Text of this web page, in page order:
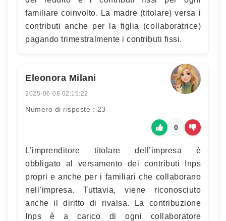
familiare coinvolto. La madre (titolare) versa i
contributi anche per la figlia (collaboratrice)
pagando trimestralmente i contributi fissi.
Eleonora Milani
2025-06-08 02:15:22
Numero di risposte : 23
0
L’imprenditore titolare dell’impresa è
obbligato al versamento dei contributi Inps
propri e anche per i familiari che collaborano
nell’impresa. Tuttavia, viene riconosciuto
anche il diritto di rivalsa. La contribuzione
Inps è a carico di ogni collaboratore